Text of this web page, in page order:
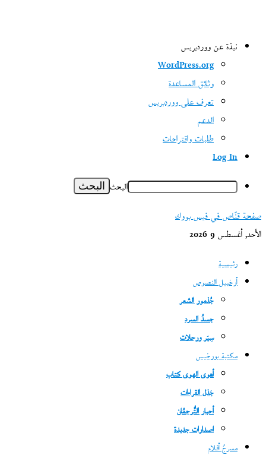
نبذة عن ووردبريس
WordPress.org
وثائق المساعدة
تعرف على ووردبريس
الدعم
طلبات واقتراحات
Log In
البحث
صفحة قنّاص في فيس بووك
الأحد, أغسطس 9 2026
رئيسية
أرخبيل النصوص
جُذمور الشعر
جسدُ السرد
سِيَر ورحلات
مكتبة بورخيس
أهوى الهوى كتاب
جَدَل القراءات
أحبار التُّرجمُان
اصدارات جديدة
مسرحُ أفلام